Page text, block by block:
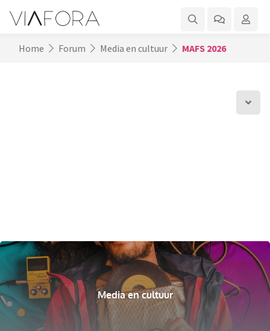
Home Forum Media en cultuur MAFS 2026
Media en cultuur